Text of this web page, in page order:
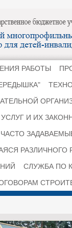
РАБОТЫ
И ИХ
ЧАСТО
РАЗЛИЧНОГО
СЛУЖБА ПО